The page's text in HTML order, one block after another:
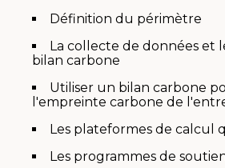
Définition du périmètre
La collecte de données et
bilan carbone
Utiliser un bilan carbone
l'empreinte carbone de
Les plateformes de calcul
Les programmes de